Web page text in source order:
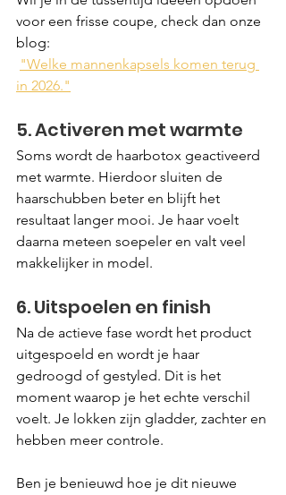
voor een frisse coupe, check dan onze
blog:
"Welke mannenkapsels komen terug
in 2026."
5. Activeren met warmte
Soms wordt de haarbotox geactiveerd
met warmte. Hierdoor sluiten de
haarschubben beter en blijft het
resultaat langer mooi. Je haar voelt
daarna meteen soepeler en valt veel
makkelijker in model.
6. Uitspoelen en finish
Na de actieve fase wordt het product
uitgespoeld en wordt je haar
gedroogd of gestyled. Dit is het
moment waarop je het echte verschil
voelt. Je lokken zijn gladder, zachter en
hebben meer controle.
Ben je benieuwd hoe je dit nieuwe